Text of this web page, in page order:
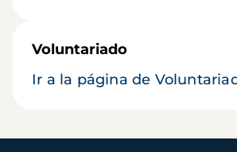
Voluntariado
Ir a la página de